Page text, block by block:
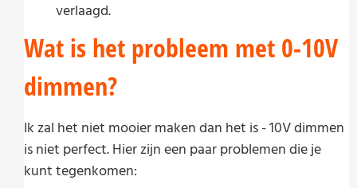
verlaagd.
Wat is het probleem met 0-10V
dimmen?
Ik zal het niet mooier maken dan het is - 10V dimmen
is niet perfect. Hier zijn een paar problemen die je
kunt tegenkomen: